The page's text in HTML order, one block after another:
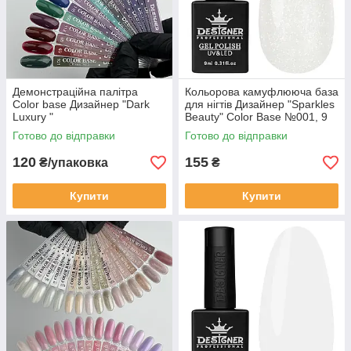
Демонстраційна палітра
Color base Дизайнер "Dark
Luxury "
Готово до відправки
120 ₴/упаковка
Купити
Кольорова камуфлююча база
для нігтів Дизайнер "Sparkles
Beauty" Color Base №001, 9
мл
Готово до відправки
155 ₴
Купити